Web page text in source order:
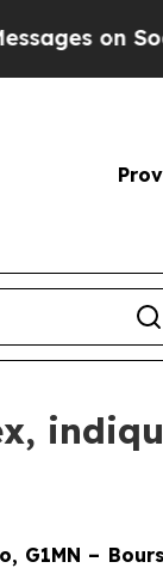
on Social
G1MN –